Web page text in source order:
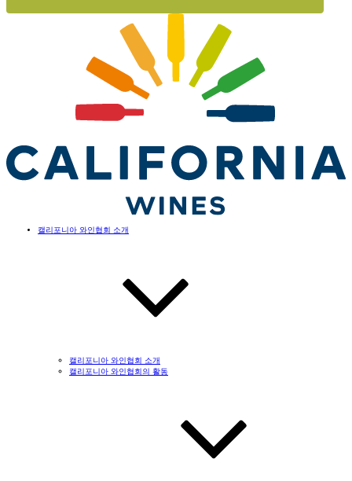
캘리포니아 와인협회 소개
캘리포니아 와인협회 소개
캘리포니아 와인협회의 활동